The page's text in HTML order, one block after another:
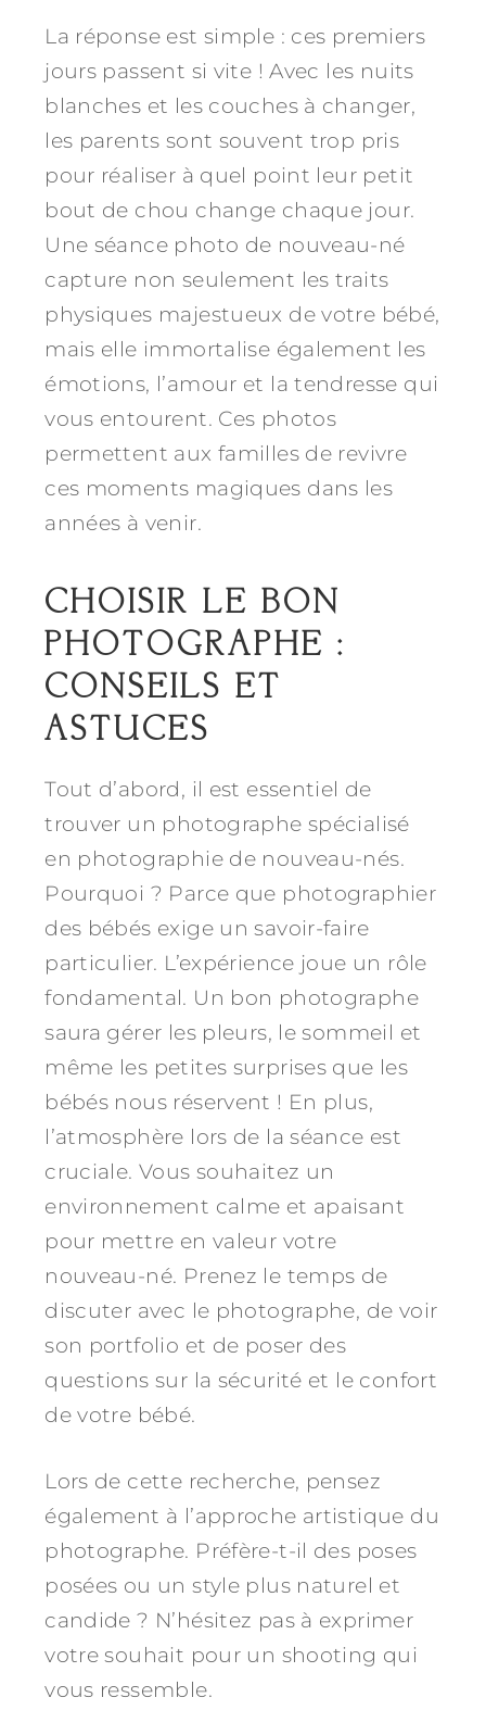
La réponse est simple : ces premiers
jours passent si vite ! Avec les nuits
blanches et les couches à changer,
les parents sont souvent trop pris
pour réaliser à quel point leur petit
bout de chou change chaque jour.
Une séance photo de nouveau-né
capture non seulement les traits
physiques majestueux de votre bébé,
mais elle immortalise également les
émotions, l’amour et la tendresse qui
vous entourent. Ces photos
permettent aux familles de revivre
ces moments magiques dans les
années à venir.
CHOISIR LE BON
PHOTOGRAPHE :
CONSEILS ET
ASTUCES
Tout d’abord, il est essentiel de
trouver un photographe spécialisé
en photographie de nouveau-nés.
Pourquoi ? Parce que photographier
des bébés exige un savoir-faire
particulier. L’expérience joue un rôle
fondamental. Un bon photographe
saura gérer les pleurs, le sommeil et
même les petites surprises que les
bébés nous réservent ! En plus,
l’atmosphère lors de la séance est
cruciale. Vous souhaitez un
environnement calme et apaisant
pour mettre en valeur votre
nouveau-né. Prenez le temps de
discuter avec le photographe, de voir
son portfolio et de poser des
questions sur la sécurité et le confort
de votre bébé.
Lors de cette recherche, pensez
également à l’approche artistique du
photographe. Préfère-t-il des poses
posées ou un style plus naturel et
candide ? N’hésitez pas à exprimer
votre souhait pour un shooting qui
vous ressemble.